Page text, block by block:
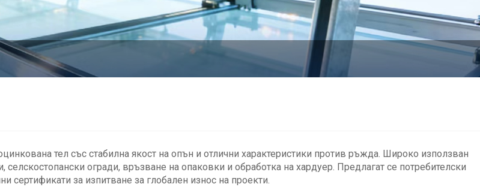
тел със стабилна якост на опън и отлични характеристики против ръжда. Широко използван
огради, връзване на опаковки и обработка на хардуер. Предлагат се потребителски
сертификати за изпитване за глобален износ на проекти.